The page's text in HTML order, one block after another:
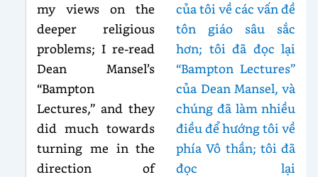
my views on the
deeper religious
problems; I re-read
Dean Mansel’s
“Bampton
Lectures,” and they
did much towards
turning me in the
direction of
của tôi về các vấn đề
tôn giáo sâu sắc
hơn; tôi đã đọc lại
“Bampton Lectures”
của Dean Mansel, và
chúng đã làm nhiều
điều để hướng tôi về
phía Vô thần; tôi đã
đọc lại